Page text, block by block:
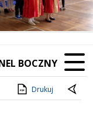
BOCZNY
Drukuj